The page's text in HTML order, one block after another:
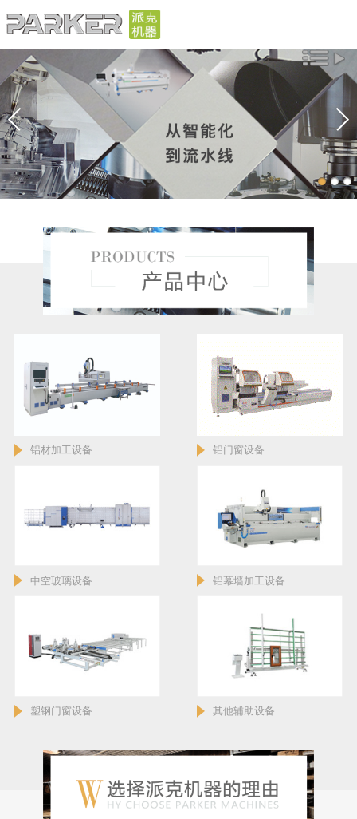
铝材加工设备 铝门窗设备
中空玻璃设备 铝幕墙加工设备
塑钢门窗设备 其他辅助设备